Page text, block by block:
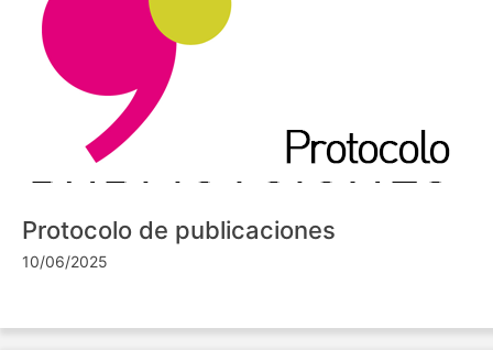
Protocolo de publicaciones
10/06/2025